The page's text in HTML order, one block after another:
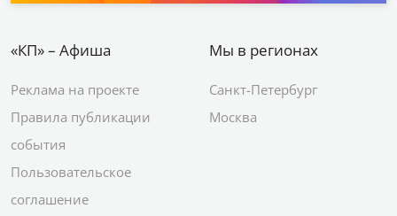
«КП» – Афиша
Реклама на проекте
Правила публикации
события
Пользовательское
соглашение
Мы в регионах
Санкт-Петербург
Москва